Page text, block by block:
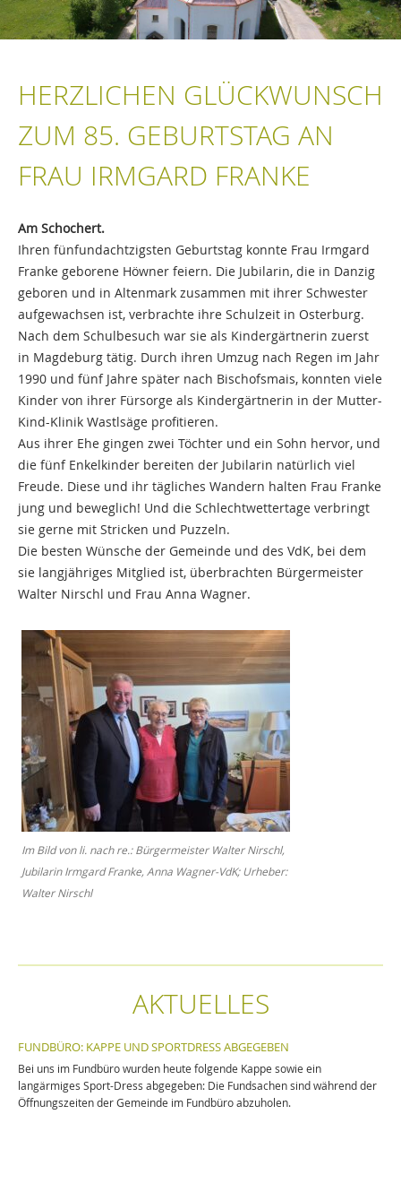
HERZLICHEN GLÜCKWUNSCH
ZUM 85. GEBURTSTAG AN
FRAU IRMGARD FRANKE
Am Schochert.
Ihren fünfundachtzigsten Geburtstag konnte Frau Irmgard
Franke geborene Höwner feiern. Die Jubilarin, die in Danzig
geboren und in Altenmark zusammen mit ihrer Schwester
aufgewachsen ist, verbrachte ihre Schulzeit in Osterburg.
Nach dem Schulbesuch war sie als Kindergärtnerin zuerst
in Magdeburg tätig. Durch ihren Umzug nach Regen im Jahr
1990 und fünf Jahre später nach Bischofsmais, konnten viele
Kinder von ihrer Fürsorge als Kindergärtnerin in der Mutter-
Kind-Klinik Wastlsäge profitieren.
Aus ihrer Ehe gingen zwei Töchter und ein Sohn hervor, und
die fünf Enkelkinder bereiten der Jubilarin natürlich viel
Freude. Diese und ihr tägliches Wandern halten Frau Franke
jung und beweglich! Und die Schlechtwettertage verbringt
sie gerne mit Stricken und Puzzeln.
Die besten Wünsche der Gemeinde und des VdK, bei dem
sie langjähriges Mitglied ist, überbrachten Bürgermeister
Walter Nirschl und Frau Anna Wagner.
Im Bild von li. nach re.: Bürgermeister Walter Nirschl,
Jubilarin Irmgard Franke, Anna Wagner-VdK; Urheber:
Walter Nirschl
AKTUELLES
FUNDBÜRO: KAPPE UND SPORTDRESS ABGEGEBEN
Bei uns im Fundbüro wurden heute folgende Kappe sowie ein
langärmiges Sport-Dress abgegeben: Die Fundsachen sind während der
Öffnungszeiten der Gemeinde im Fundbüro abzuholen.